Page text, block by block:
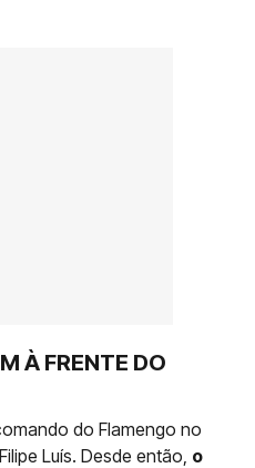
À FRENTE DO
do Flamengo no
Luís. Desde então, o